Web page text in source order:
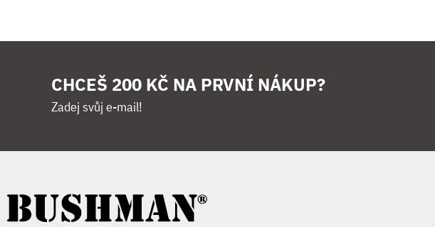
CHCEŠ 200 KČ NA PRVNÍ NÁKUP?
Zadej svůj e-mail!